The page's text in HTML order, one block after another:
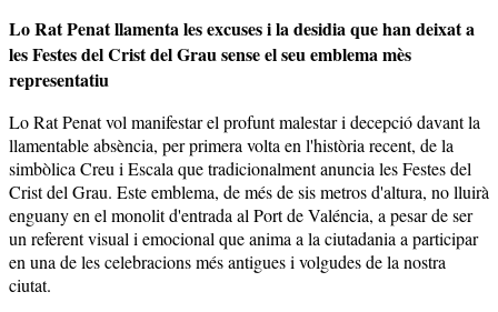
Lo Rat Penat llamenta les excuses i la desidia que han deixat a
les Festes del Crist del Grau sense el seu emblema mès
representatiu
Lo Rat Penat vol manifestar el profunt malestar i decepció davant la
llamentable absència, per primera volta en l'història recent, de la
simbòlica Creu i Escala que tradicionalment anuncia les Festes del
Crist del Grau. Este emblema, de més de sis metros d'altura, no lluirà
enguany en el monolit d'entrada al Port de Valéncia, a pesar de ser
un referent visual i emocional que anima a la ciutadania a participar
en una de les celebracions més antigues i volgudes de la nostra
ciutat.